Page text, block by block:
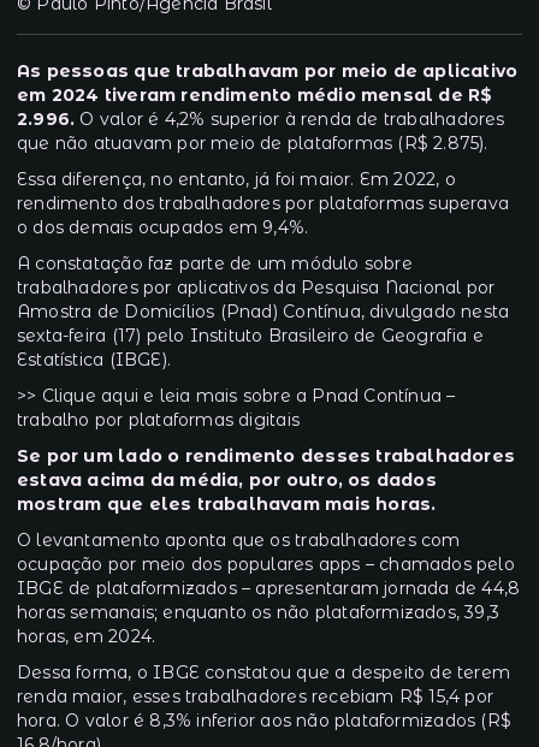
As pessoas que trabalhavam por meio de aplicativo
em 2024 tiveram rendimento médio mensal de R$
2.996. O valor é 4,2% superior à renda de trabalhadores
que não atuavam por meio de plataformas (R$ 2.875).
Essa diferença, no entanto, já foi maior. Em 2022, o
rendimento dos trabalhadores por plataformas superava
o dos demais ocupados em 9,4%.
A constatação faz parte de um módulo sobre
trabalhadores por aplicativos da Pesquisa Nacional por
Amostra de Domicílios (Pnad) Contínua, divulgado nesta
sexta-feira (17) pelo Instituto Brasileiro de Geografia e
Estatística (IBGE).
>> Clique aqui e leia mais sobre a Pnad Contínua –
trabalho por plataformas digitais
Se por um lado o rendimento desses trabalhadores
estava acima da média, por outro, os dados
mostram que eles trabalhavam mais horas.
O levantamento aponta que os trabalhadores com
ocupação por meio dos populares apps – chamados pelo
IBGE de plataformizados – apresentaram jornada de 44,8
horas semanais; enquanto os não plataformizados, 39,3
horas, em 2024.
Dessa forma, o IBGE constatou que a despeito de terem
renda maior, esses trabalhadores recebiam R$ 15,4 por
hora. O valor é 8,3% inferior aos não plataformizados (R$